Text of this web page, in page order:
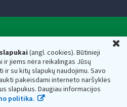
(angl. cookies). Būtinieji
jiems nėra reikalingas Jūsų
su kitų slapukų naudojimu. Savo
pakeisdami interneto naršyklės
slapukus. Daugiau informacijos
politika.
kodas — 188659752,
01107 Vilnius, Lietuva, el.paštas:
adresas 188659752
inspekciją prie Lietuvos
kaupiami ir saugomi Juridinių